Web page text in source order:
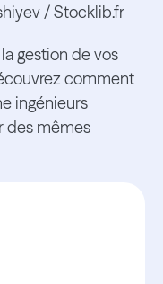
/ Stocklib.fr
gestion de vos
comment
ingénieurs
des mêmes